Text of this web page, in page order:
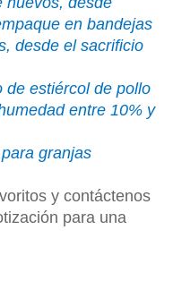
en bandejas
desde el sacrificio
de estiércol de pollo
entre 10% y
granjas
y contáctenos
para una